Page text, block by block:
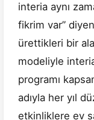
interia aynı
fikrim var”
ürettikleri bir
modeliyle
programı
adıyla her yıl
etkinliklere ev